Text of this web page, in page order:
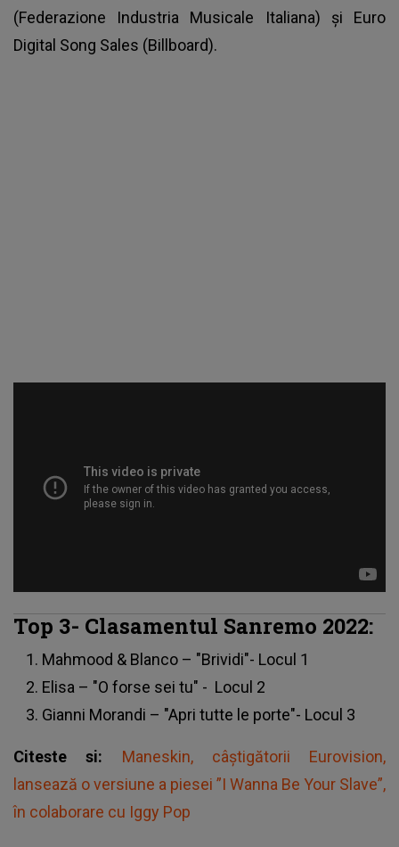
(Federazione Industria Musicale Italiana) și Euro
Digital Song Sales (Billboard).
Top 3- Clasamentul Sanremo 2022:
Mahmood & Blanco – "Brividi"- Locul 1
Elisa – "O forse sei tu" - Locul 2
Gianni Morandi – "Apri tutte le porte"- Locul 3
Citeste si: Maneskin, câştigătorii Eurovision,
lansează o versiune a piesei ”I Wanna Be Your Slave”,
în colaborare cu Iggy Pop